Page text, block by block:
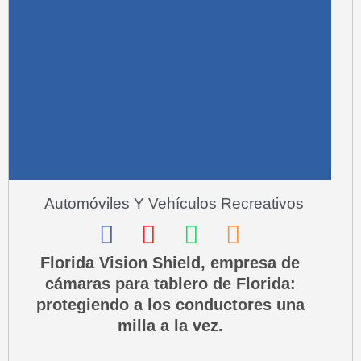
Automóviles Y Vehículos Recreativos
F
a
c
e
b
I
n
s
t
a
W
h
a
t
s
P
h
o
n
Florida Vision Shield, empresa de
cámaras para tablero de Florida:
protegiendo a los conductores una
milla a la vez.